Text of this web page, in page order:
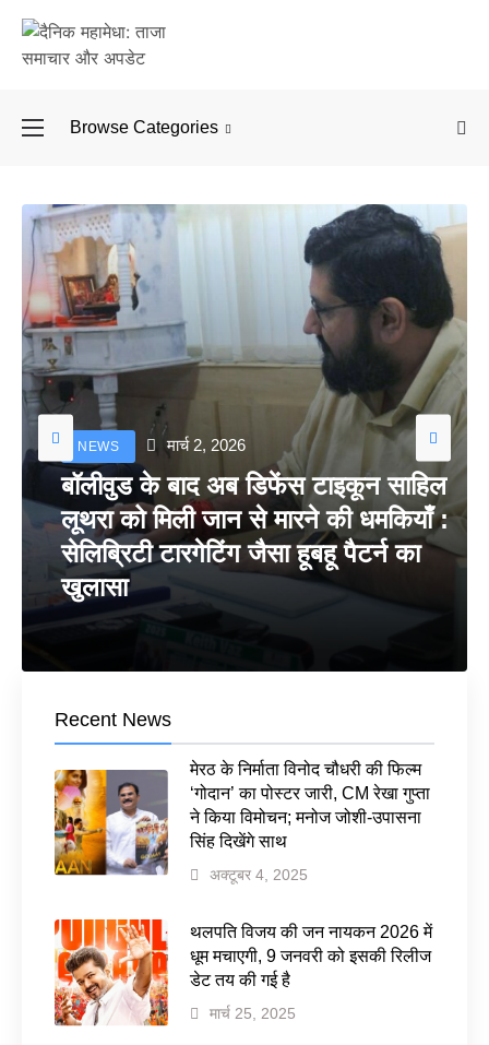
Browse Categories
NEWS मार्च 2, 2026
बॉलीवुड के बाद अब डिफेंस टाइकून साहिल
लूथरा को मिली जान से मारने की धमकियाँ :
सेलिब्रिटी टारगेटिंग जैसा हूबहू पैटर्न का
खुलासा
Recent News
मेरठ के निर्माता विनोद चौधरी की फिल्म
‘गोदान’ का पोस्टर जारी, CM रेखा गुप्ता
ने किया विमोचन; मनोज जोशी-उपासना
सिंह दिखेंगे साथ
अक्टूबर 4, 2025
थलपति विजय की जन नायकन 2026 में
धूम मचाएगी, 9 जनवरी को इसकी रिलीज
डेट तय की गई है
मार्च 25, 2025